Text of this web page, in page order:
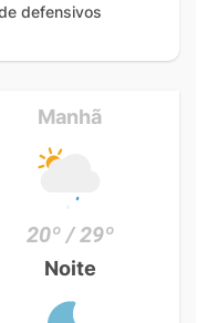
defensivos
Manhã
20º / 29º
Noite